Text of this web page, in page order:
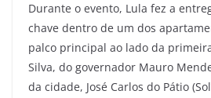
Durante o evento, Lula fez a
chave dentro de um dos
palco principal ao lado da
Silva, do governador Mauro
da cidade, José Carlos do Pátio